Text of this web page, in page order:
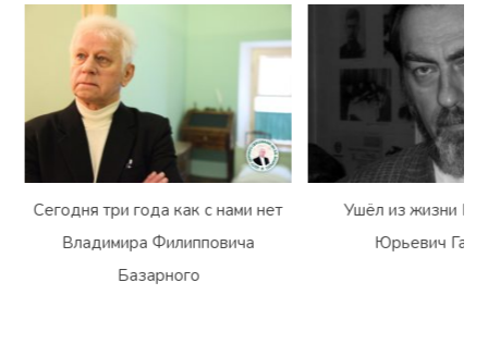
Сегодня три года как с нами нет
Владимира Филипповича
Базарного
Ушёл из жизни
Юрьевич